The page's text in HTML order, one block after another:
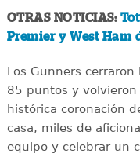
OTRAS NOTICIAS:
Premier y West Ham
Los Gunners
85 puntos y
histórica coronación
casa, miles de
equipo y celebrar un